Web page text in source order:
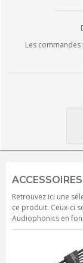
Les commandes
Retrouvez ici une
ce produit. Ceux-ci
Audiophonics en